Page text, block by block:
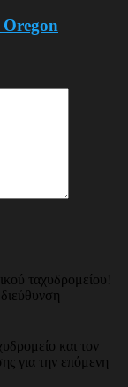
ταχυδρομείου!
και τον
για την επόμενη